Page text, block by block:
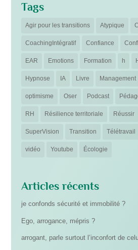
Tags
Agir pour les transitions Atypique
CoachingIntégratif Confiance
EAR Emotions Formation h
Hypnose IA Livre Management
optimisme Oser Podcast
RH Résilience territoriale Réussir
SuperVision Transition Télétravail
vidéo Youtube Écologie
Articles récents
je confonds sécurité et immobilité ?
Ego, arrogance, mépris ?
arrogant, parle surtout l’inconfort de